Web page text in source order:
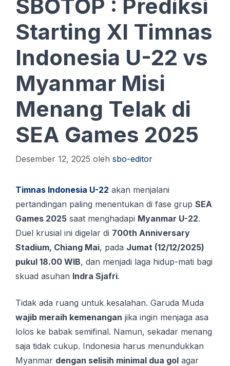
SBOTOP : Prediksi
Starting XI Timnas
Indonesia U-22 vs
Myanmar Misi
Menang Telak di
SEA Games 2025
Desember 12, 2025 oleh sbo-editor
Timnas Indonesia U-22 akan menjalani
pertandingan paling menentukan di fase grup SEA
Games 2025 saat menghadapi Myanmar U-22.
Duel krusial ini digelar di 700th Anniversary
Stadium, Chiang Mai, pada Jumat (12/12/2025)
pukul 18.00 WIB, dan menjadi laga hidup-mati bagi
skuad asuhan Indra Sjafri.
Tidak ada ruang untuk kesalahan. Garuda Muda
wajib meraih kemenangan jika ingin menjaga asa
lolos ke babak semifinal. Namun, sekadar menang
saja tidak cukup. Indonesia harus menundukkan
Myanmar dengan selisih minimal dua gol agar